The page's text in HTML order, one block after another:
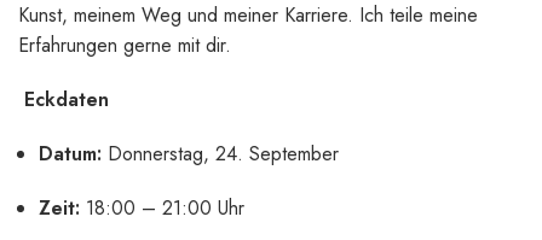
Kunst, meinem Weg und meiner Karriere. Ich teile meine
Erfahrungen gerne mit dir.
Eckdaten
Datum: Donnerstag, 24. September
Zeit: 18:00 – 21:00 Uhr